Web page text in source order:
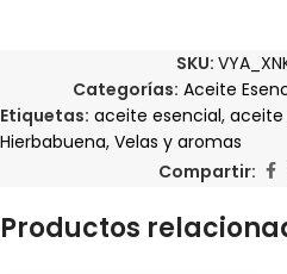
SKU:
Categorías: Aceite
Etiquetas: aceite esencial,
Hierbabuena, Velas y aromas
Compartir:
Productos